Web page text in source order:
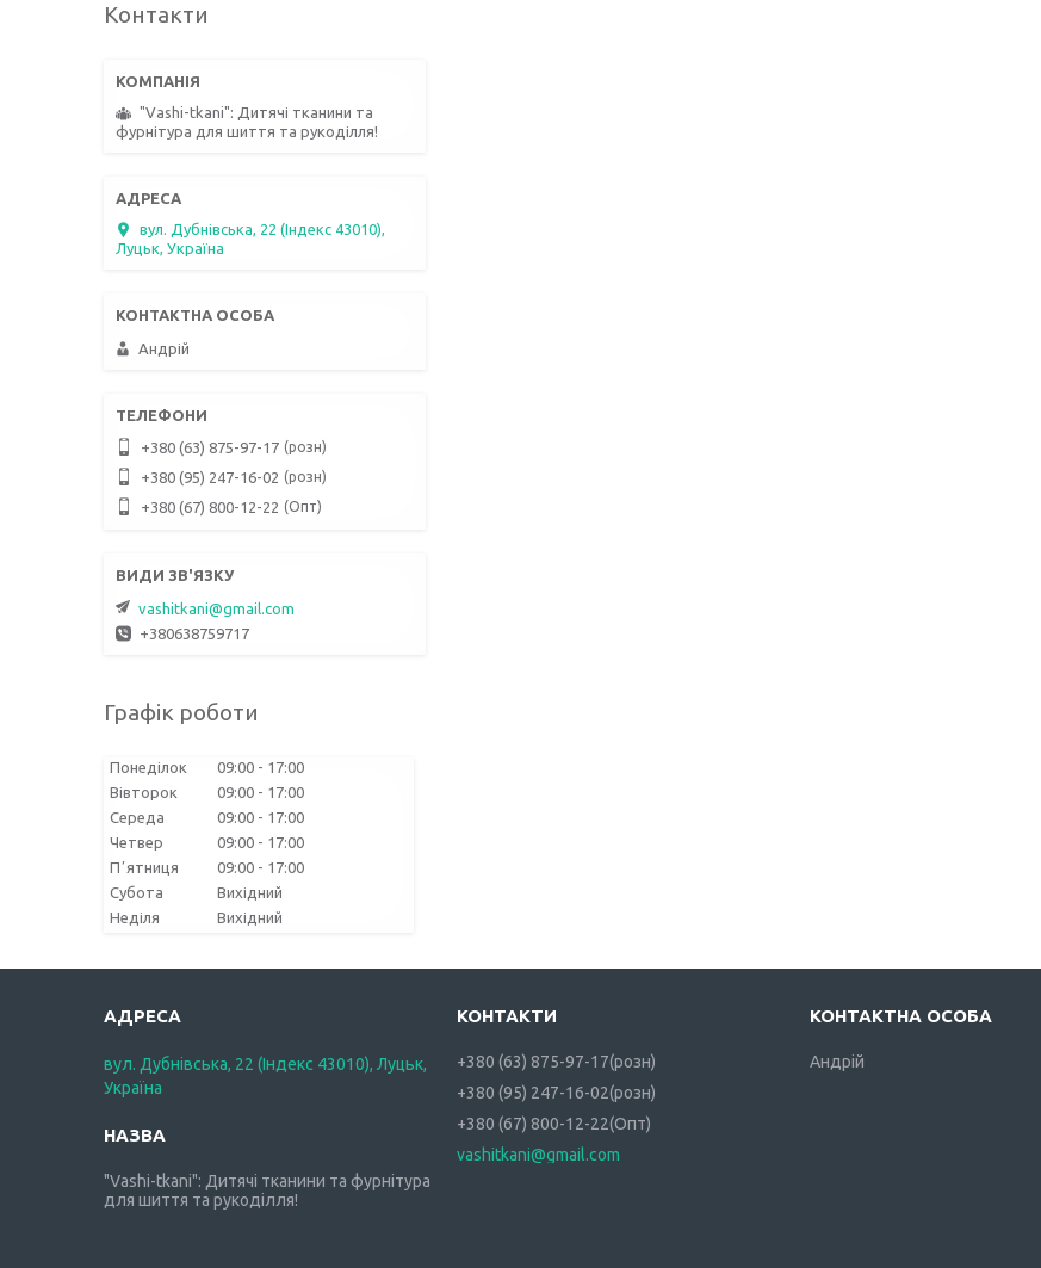
Контакти
"Vashi-tkani": Дитячі тканини та
фурнітура для шиття та рукоділля!
вул. Дубнівська, 22 (Індекс 43010),
Луцьк, Україна
Андрій
+380 (63) 875-97-17 розн
+380 (95) 247-16-02 розн
+380 (67) 800-12-22 Опт
vashitkani@gmail.com
+380638759717
Графік роботи
Понеділок 09:00
17:00
Вівторок
09:00
17:00
Середа
09:00
17:00
Четвер
09:00
17:00
Пʼятниця
09:00
17:00
Субота
Вихідний
Неділя
Вихідний
вул. Дубнівська, 22 (Індекс 43010), Луцьк,
Україна
"Vashi-tkani": Дитячі тканини та фурнітура
для шиття та рукоділля!
+380 (63) 875-97-17 розн
+380 (95) 247-16-02 розн
+380 (67) 800-12-22 Опт
vashitkani@gmail.com
Андрій